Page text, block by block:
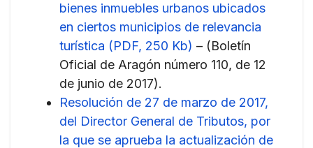
bienes inmuebles urbanos ubicados
en ciertos municipios de relevancia
turística (PDF, 250 Kb) – (Boletín
Oficial de Aragón número 110, de 12
de junio de 2017).
Resolución de 27 de marzo de 2017,
del Director General de Tributos, por
la que se aprueba la actualización de